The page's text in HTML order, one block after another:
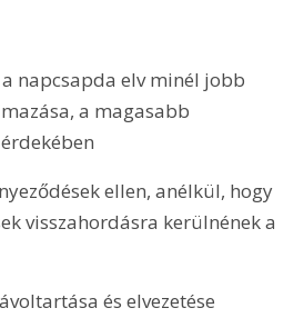
napcsapda elv minél jobb
a magasabb
ellen, anélkül, hogy
visszahordásra kerülnének a
és elvezetése